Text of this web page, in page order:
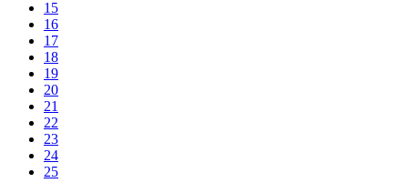
15
16
17
18
19
20
21
22
23
24
25